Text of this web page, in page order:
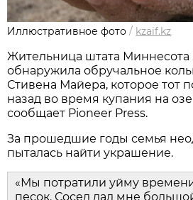
Иллюстративное фото / kzaif.kz
Жительница штата Миннесота
обнаружила обручальное
Стивена Майера, которое тот
назад во время купания на
сообщает Pioneer Press.
За прошедшие годы семья
пыталась найти украшение.
«Мы потратили уйму
песок. Сосед дал мне